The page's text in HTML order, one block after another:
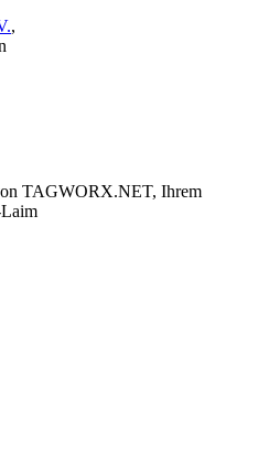
,
TAGWORX.NET, Ihrem